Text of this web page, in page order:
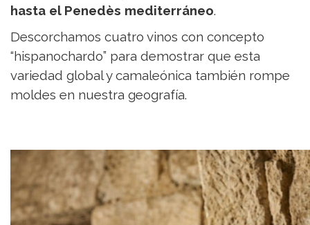
hasta el Penedès mediterráneo.
Descorchamos cuatro vinos con concepto
“hispanochardo” para demostrar que esta
variedad global y camaleónica también rompe
moldes en nuestra geografía.